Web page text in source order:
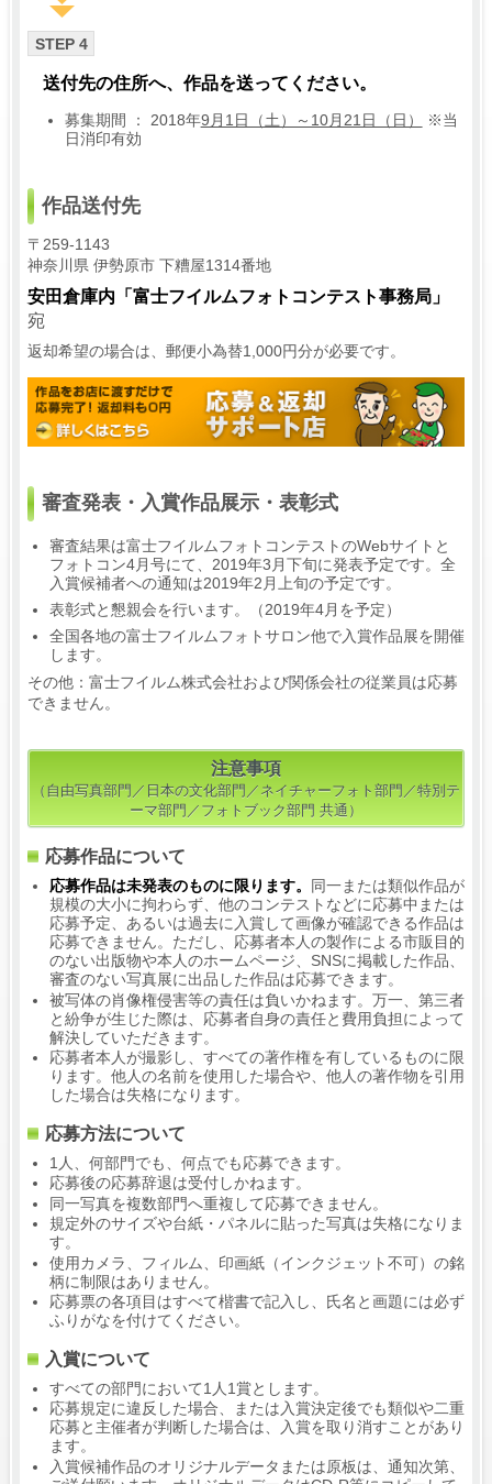
STEP 4
送付先の住所へ、作品を送ってください。
募集期間 ： 2018年9月1日（土）～10月21日（日）
※当
日消印有効
作品送付先
〒259-1143
神奈川県 伊勢原市 下糟屋1314番地
安田倉庫内「富士フイルムフォトコンテスト事務局」
宛
返却希望の場合は、郵便小為替1,000円分が必要です。
審査発表・入賞作品展示・表彰式
審査結果は富士フイルムフォトコンテストのWebサイトと
フォトコン4月号にて、2019年3月下旬に発表予定です。全
入賞候補者への通知は2019年2月上旬の予定です。
表彰式と懇親会を行います。（2019年4月を予定）
全国各地の富士フイルムフォトサロン他で入賞作品展を開催
します。
その他：富士フイルム株式会社および関係会社の従業員は応募
できません。
注意事項
（自由写真部門／日本の文化部門／ネイチャーフォト部門／特別テ
ーマ部門／フォトブック部門 共通）
応募作品について
応募作品は未発表のものに限ります。
同一または類似作品が
規模の大小に拘わらず、他のコンテストなどに応募中または
応募予定、あるいは過去に入賞して画像が確認できる作品は
応募できません。ただし、応募者本人の製作による市販目的
のない出版物や本人のホームページ、SNSに掲載した作品、
審査のない写真展に出品した作品は応募できます。
被写体の肖像権侵害等の責任は負いかねます。万一、第三者
と紛争が生じた際は、応募者自身の責任と費用負担によって
解決していただきます。
応募者本人が撮影し、すべての著作権を有しているものに限
ります。他人の名前を使用した場合や、他人の著作物を引用
した場合は失格になります。
応募方法について
1人、何部門でも、何点でも応募できます。
応募後の応募辞退は受付しかねます。
同一写真を複数部門へ重複して応募できません。
規定外のサイズや台紙・パネルに貼った写真は失格になりま
す。
使用カメラ、フィルム、印画紙（インクジェット不可）の銘
柄に制限はありません。
応募票の各項目はすべて楷書で記入し、氏名と画題には必ず
ふりがなを付けてください。
入賞について
すべての部門において1人1賞とします。
応募規定に違反した場合、または入賞決定後でも類似や二重
応募と主催者が判断した場合は、入賞を取り消すことがあり
ます。
入賞候補作品のオリジナルデータまたは原板は、通知次第、